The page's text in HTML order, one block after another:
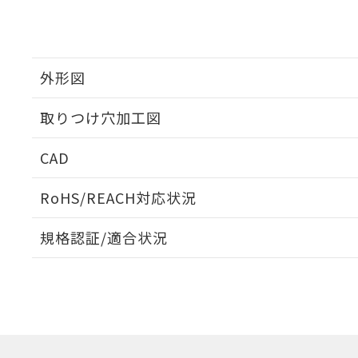
外形図
取りつけ穴加工図
CAD
RoHS/REACH対応状況
EU RoHS 注意事項・凡例
規格認証/適合状況